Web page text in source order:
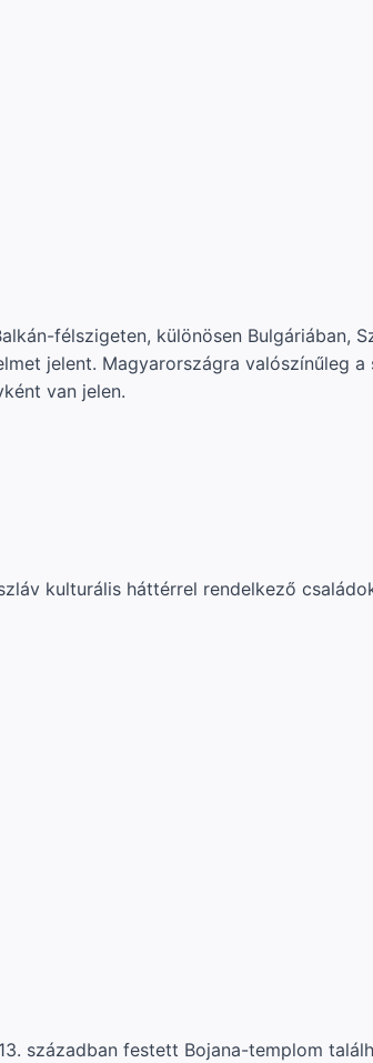
félszigeten, különösen Bulgáriában,
jelent. Magyarországra valószínűleg
van jelen.
kulturális háttérrel rendelkező
században festett Bojana-templom